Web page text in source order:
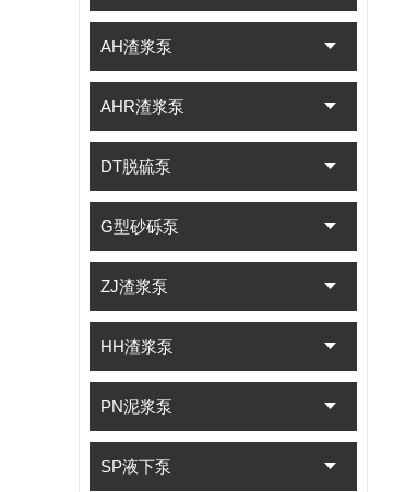
AH渣浆泵
AHR渣浆泵
DT脱硫泵
G型砂砾泵
ZJ渣浆泵
HH渣浆泵
PN泥浆泵
SP液下泵